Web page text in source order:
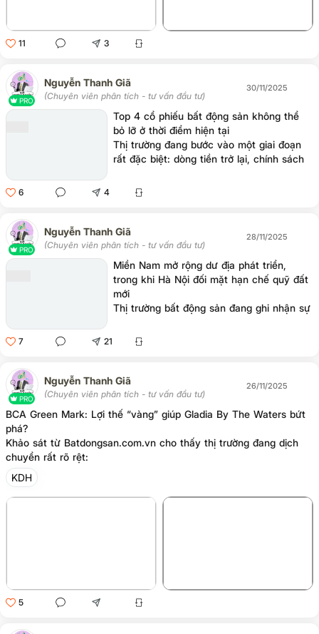
11 3
PRO
Nguyễn Thanh Giã
(Chuyên viên phân tích - tư vấn đầu tư)
30/11/2025
Top 4 cổ phiếu bất động sản không thể
bỏ lỡ ở thời điểm hiện tại
Thị trường đang bước vào một giai đoạn
rất đặc biệt: dòng tiền trở lại, chính sách
được tháo gỡ, và doanh nghiệp bất động
6 4
PRO
Nguyễn Thanh Giã
(Chuyên viên phân tích - tư vấn đầu tư)
28/11/2025
Miền Nam mở rộng dư địa phát triển,
trong khi Hà Nội đối mặt hạn chế quỹ đất
mới
Thị trường bất động sản đang ghi nhận sự
điểm: miền Bắc - đại diện là Hà Nội, và
thấy sự thay đổi trong dòng chảy quỹ đất
và chiến lược phát triển của các doanh
nghiệp.
7 21
PRO
Nguyễn Thanh Giã
(Chuyên viên phân tích - tư vấn đầu tư)
26/11/2025
BCA Green Mark: Lợi thế “vàng” giúp Gladia By The Waters bứt
phá?
Khảo sát từ Batdongsan.com.vn cho thấy thị trường đang dịch
chuyển rất rõ rệt:
KDH
5